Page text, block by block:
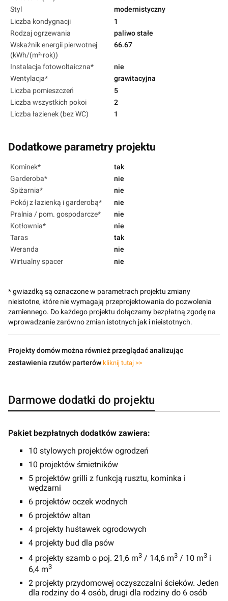
Styl
modernistyczny
Liczba kondygnacji
1
Rodzaj ogrzewania
paliwo stałe
Wskaźnik energii pierwotnej
(kWh/(m²·rok))
66.67
Instalacja fotowoltaiczna*
nie
Wentylacja*
grawitacyjna
Liczba pomieszczeń
5
Liczba wszystkich pokoi
2
Liczba łazienek (bez WC)
1
Dodatkowe parametry projektu
Kominek*
tak
Garderoba*
nie
Spiżarnia*
nie
Pokój z łazienką i garderobą*
nie
Pralnia / pom. gospodarcze*
nie
Kotłownia*
nie
Taras
tak
Weranda
nie
Wirtualny spacer
nie
* gwiazdką są oznaczone w parametrach projektu zmiany
nieistotne, które nie wymagają przeprojektowania do pozwolenia
zamiennego. Do każdego projektu dołączamy bezpłatną zgodę na
wprowadzanie zarówno zmian istotnych jak i nieistotnych.
Projekty domów można również przeglądać analizując
zestawienia rzutów parterów kliknij tutaj >>
Darmowe dodatki do projektu
Pakiet bezpłatnych dodatków zawiera:
10 stylowych projektów ogrodzeń
10 projektów śmietników
5 projektów grilli z funkcją rusztu, kominka i
wędzarni
6 projektów oczek wodnych
6 projektów altan
4 projekty huśtawek ogrodowych
4 projekty bud dla psów
4 projekty szamb o poj. 21,6 m3 / 14,6 m3 / 10 m3 i
6,4 m3
2 projekty przydomowej oczyszczalni ścieków. Jeden
dla rodziny do 4 osób, drugi dla rodziny do 6 osób